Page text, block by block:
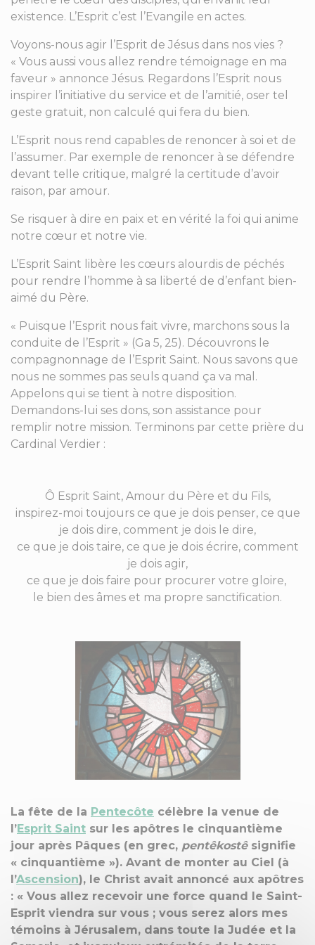
existence. L’Esprit c’est l’Evangile en actes.
Voyons-nous agir l’Esprit de Jésus dans nos vies ?
« Vous aussi vous allez rendre témoignage en ma
faveur » annonce Jésus. Regardons l’Esprit nous
inspirer l’initiative du service et de l’amitié, oser tel
geste gratuit, non calculé qui fera du bien.
L’Esprit nous rend capables de renoncer à soi et de
l’assumer. Par exemple de renoncer à se défendre
devant telle critique, malgré la certitude d’avoir
raison, par amour.
Se risquer à dire en paix et en vérité la foi qui anime
notre cœur et notre vie.
L’Esprit Saint libère les cœurs alourdis de péchés
pour rendre l’homme à sa liberté de d’enfant bien-
aimé du Père.
« Puisque l’Esprit nous fait vivre, marchons sous la
conduite de l’Esprit » (Ga 5, 25). Découvrons le
compagnonnage de l’Esprit Saint. Nous savons que
nous ne sommes pas seuls quand ça va mal.
Appelons qui se tient à notre disposition.
Demandons-lui ses dons, son assistance pour
remplir notre mission. Terminons par cette prière du
Cardinal Verdier :
Ô Esprit Saint, Amour du Père et du Fils,
inspirez-moi toujours ce que je dois penser, ce que
je dois dire, comment je dois le dire,
ce que je dois taire, ce que je dois écrire, comment
je dois agir,
ce que je dois faire pour procurer votre gloire,
le bien des âmes et ma propre sanctification.
La fête de la Pentecôte célèbre la venue de
l’Esprit Saint sur les apôtres le cinquantième
jour après Pâques (en grec, pentêkostêsignifie
« cinquantième »). Avant de monter au Ciel (à
l’Ascension), le Christ avait annoncé aux apôtres
: « Vous allez recevoir une force quand le Saint-
Esprit viendra sur vous ; vous serez alors mes
témoins à Jérusalem, dans toute la Judée et la